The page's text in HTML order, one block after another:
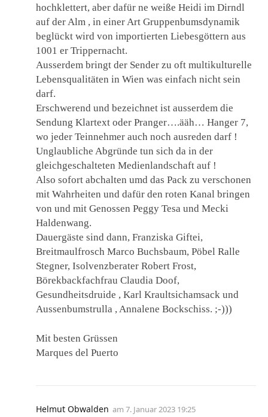
hochklettert, aber dafür ne weiße Heidi im Dirndl
auf der Alm , in einer Art Gruppenbumsdynamik
beglückt wird von importierten Liebesgöttern aus
1001 er Trippernacht.
Ausserdem bringt der Sender zu oft multikulturelle
Lebensqualitäten in Wien was einfach nicht sein
darf.
Erschwerend und bezeichnet ist ausserdem die
Sendung Klartext oder Pranger….ääh… Hanger 7,
wo jeder Teinnehmer auch noch ausreden darf !
Unglaubliche Abgründe tun sich da in der
gleichgeschalteten Medienlandschaft auf !
Also sofort abchalten umd das Pack zu verschonen
mit Wahrheiten und dafür den roten Kanal bringen
von und mit Genossen Peggy Tesa und Mecki
Haldenwang.
Dauergäste sind dann, Franziska Giftei,
Breitmaulfrosch Marco Buchsbaum, Pöbel Ralle
Stegner, Isolvenzberater Robert Frost,
Börekbackfachfrau Claudia Doof,
Gesundheitsdruide , Karl Kraultsichamsack und
Aussenbumstrulla , Annalene Bockschiss. ;-)))
Mit besten Grüssen
Marques del Puerto
Helmut Obwalden am 7. Januar 2023 19:25